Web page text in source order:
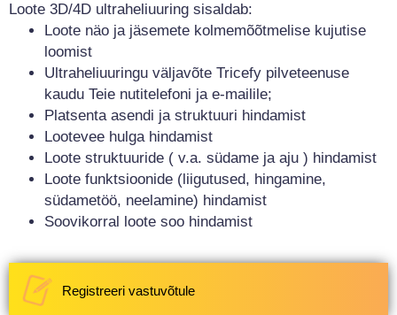
Loote 3D/4D ultraheliuuring sisaldab:
Loote näo ja jäsemete kolmemõõtmelise kujutise
loomist
Ultraheliuuringu väljavõte Tricefy pilveteenuse
kaudu Teie nutitelefoni ja e-mailile;
Platsenta asendi ja struktuuri hindamist
Lootevee hulga hindamist
Loote struktuuride ( v.a. südame ja aju ) hindamist
Loote funktsioonide (liigutused, hingamine,
südametöö, neelamine) hindamist
Soovikorral loote soo hindamist
Registreeri vastuvõtule